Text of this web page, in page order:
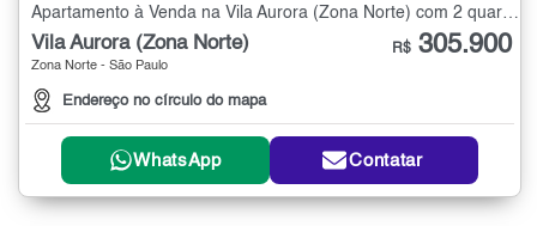
Apartamento à Venda na Vila Aurora (Zona Norte) com 2 quartos - 58 m²
Vila Aurora (Zona Norte)
Zona Norte - São Paulo
Endereço no círculo do mapa
R$ 305.900
WhatsApp Contatar